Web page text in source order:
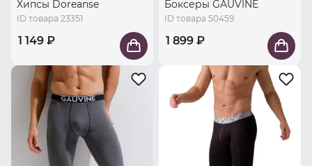
Хипсы Doreanse
ID товара 23351
1 149 ₽
Боксеры GAUVINE
ID товара 50459
1 899 ₽